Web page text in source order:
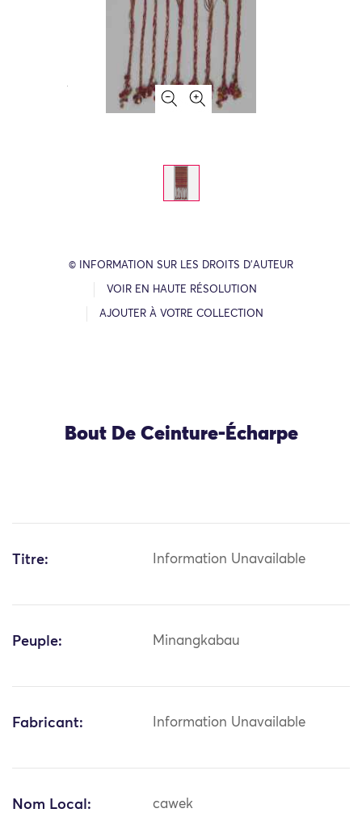
© INFORMATION SUR LES DROITS D’AUTEUR
VOIR EN HAUTE RÉSOLUTION
AJOUTER À VOTRE COLLECTION
Bout De Ceinture-Écharpe
Titre: Information Unavailable
Peuple: Minangkabau
Fabricant: Information Unavailable
Nom Local: cawek